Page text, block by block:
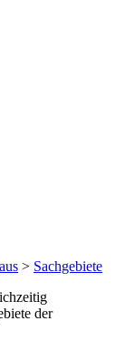
> Sachgebiete
der